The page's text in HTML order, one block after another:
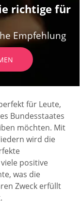
richtige für
Empfehlung
für Leute,
Bundesstaates
möchten. Mit
wird die
positive
was die
Zweck erfüllt